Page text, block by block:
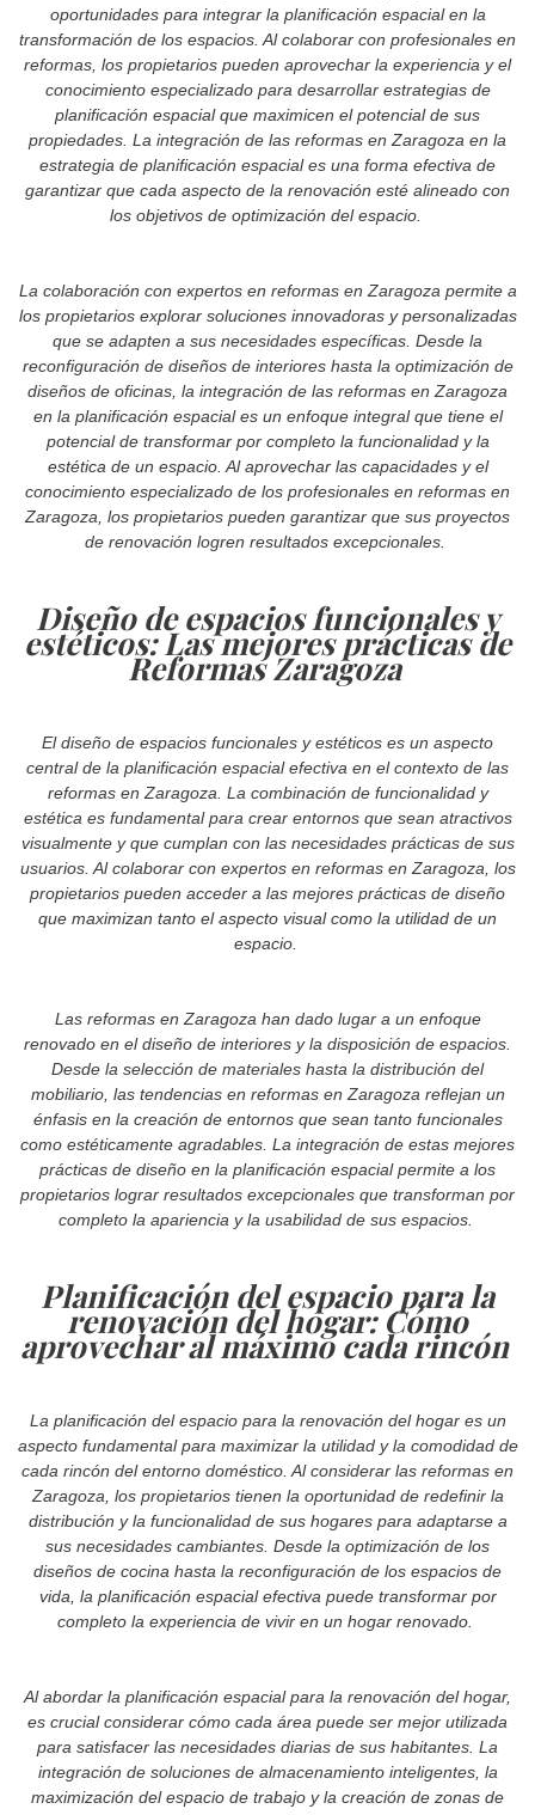
oportunidades para integrar la planificación espacial en la
transformación de los espacios. Al colaborar con profesionales en
reformas, los propietarios pueden aprovechar la experiencia y el
conocimiento especializado para desarrollar estrategias de
planificación espacial que maximicen el potencial de sus
propiedades. La integración de las reformas en Zaragoza en la
estrategia de planificación espacial es una forma efectiva de
garantizar que cada aspecto de la renovación esté alineado con
los objetivos de optimización del espacio.
La colaboración con expertos en reformas en Zaragoza permite a
los propietarios explorar soluciones innovadoras y personalizadas
que se adapten a sus necesidades específicas. Desde la
reconfiguración de diseños de interiores hasta la optimización de
diseños de oficinas, la integración de las reformas en Zaragoza
en la planificación espacial es un enfoque integral que tiene el
potencial de transformar por completo la funcionalidad y la
estética de un espacio. Al aprovechar las capacidades y el
conocimiento especializado de los profesionales en reformas en
Zaragoza, los propietarios pueden garantizar que sus proyectos
de renovación logren resultados excepcionales.
Diseño de espacios funcionales y
estéticos: Las mejores prácticas de
Reformas Zaragoza
El diseño de espacios funcionales y estéticos es un aspecto
central de la planificación espacial efectiva en el contexto de las
reformas en Zaragoza. La combinación de funcionalidad y
estética es fundamental para crear entornos que sean atractivos
visualmente y que cumplan con las necesidades prácticas de sus
usuarios. Al colaborar con expertos en reformas en Zaragoza, los
propietarios pueden acceder a las mejores prácticas de diseño
que maximizan tanto el aspecto visual como la utilidad de un
espacio.
Las reformas en Zaragoza han dado lugar a un enfoque
renovado en el diseño de interiores y la disposición de espacios.
Desde la selección de materiales hasta la distribución del
mobiliario, las tendencias en reformas en Zaragoza reflejan un
énfasis en la creación de entornos que sean tanto funcionales
como estéticamente agradables. La integración de estas mejores
prácticas de diseño en la planificación espacial permite a los
propietarios lograr resultados excepcionales que transforman por
completo la apariencia y la usabilidad de sus espacios.
Planificación del espacio para la
renovación del hogar: Cómo
aprovechar al máximo cada rincón
La planificación del espacio para la renovación del hogar es un
aspecto fundamental para maximizar la utilidad y la comodidad de
cada rincón del entorno doméstico. Al considerar las reformas en
Zaragoza, los propietarios tienen la oportunidad de redefinir la
distribución y la funcionalidad de sus hogares para adaptarse a
sus necesidades cambiantes. Desde la optimización de los
diseños de cocina hasta la reconfiguración de los espacios de
vida, la planificación espacial efectiva puede transformar por
completo la experiencia de vivir en un hogar renovado.
Al abordar la planificación espacial para la renovación del hogar,
es crucial considerar cómo cada área puede ser mejor utilizada
para satisfacer las necesidades diarias de sus habitantes. La
integración de soluciones de almacenamiento inteligentes, la
maximización del espacio de trabajo y la creación de zonas de